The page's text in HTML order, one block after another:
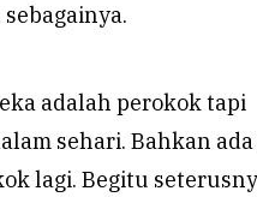
adalah perokok tapi
sehari. Bahkan
lagi. Begitu